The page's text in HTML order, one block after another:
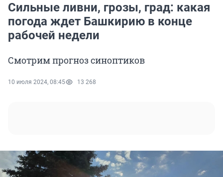
Сильные ливни, грозы, град: какая
погода ждет Башкирию в конце
рабочей недели
Смотрим прогноз синоптиков
10 июля 2024, 08:45 13 268